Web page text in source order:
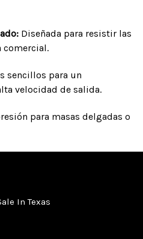
Diseñada para resistir las
comercial.
sencillos para un
velocidad de salida.
para masas delgadas o
In Texas